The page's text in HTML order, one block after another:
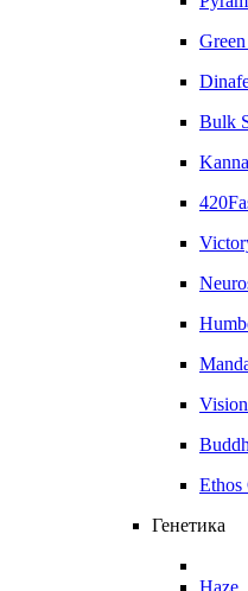
Bulk
Ethos
Генетика
Haze